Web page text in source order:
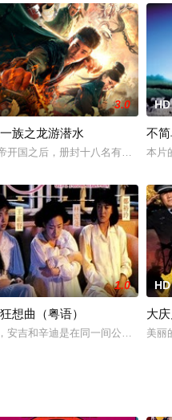
的电影工作室帮忙，但是一心想要
奇爱博士讲电影》正式上线《奇爱
3.0
族之龙游潜水
开国之后，册封十八名有功之臣为“
HD
不
本片
裝，但拥有着灵敏的味觉与嗅觉，
系统公司工作，他曾经中途退学
1.0
想曲（粤语）
安吉和辛迪是在同一间公司里工作
HD
大
美丽